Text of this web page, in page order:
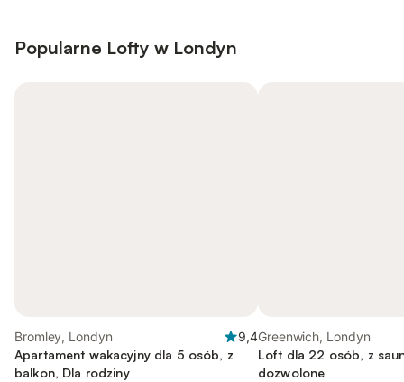
Popularne Lofty w Londyn
Bromley, Londyn
9,4
Apartament wakacyjny dla 5 osób, z
balkon, Dla rodziny
Greenwich, Londyn
Loft dla 22 osób, z
dozwolone